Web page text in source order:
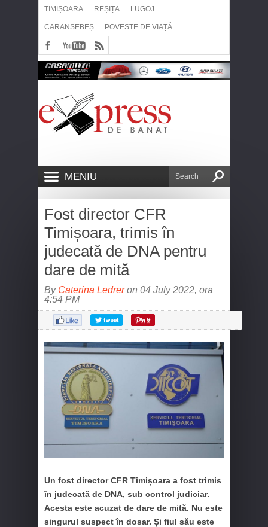
TIMIȘOARA REȘIȚA LUGOJ
CARANSEBEȘ POVESTE DE VIAȚĂ
MENIU
Fost director CFR
Timișoara, trimis în
judecată de DNA pentru
dare de mită
By Caterina Ledreron 04 July 2022, ora
4:54 PM
Un fost director CFR Timișoara a fost trimis
în judecată de DNA, sub control judiciar.
Acesta este acuzat de dare de mită. Nu este
singurul suspect în dosar. Și fiul său este